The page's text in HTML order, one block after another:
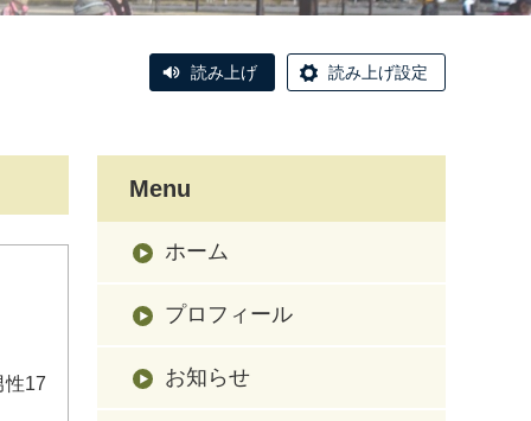
読み上げ 読み上げ設定
性17
Menu
ホーム
プロフィール
お知らせ